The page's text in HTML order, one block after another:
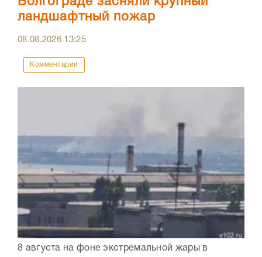
ландшафтный пожар
08.08.2026 13:25
Комментарии
8 августа на фоне экстремальной жары в